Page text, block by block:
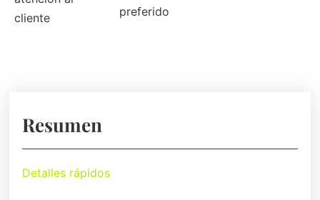
cliente
preferido
Resumen
Detalles rápidos